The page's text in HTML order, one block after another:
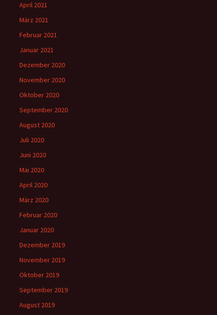
April 2021
März 2021
Februar 2021
Januar 2021
Dezember 2020
November 2020
Oktober 2020
September 2020
August 2020
Juli 2020
Juni 2020
Mai 2020
April 2020
März 2020
Februar 2020
Januar 2020
Dezember 2019
November 2019
Oktober 2019
September 2019
August 2019